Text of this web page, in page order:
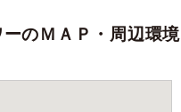
のＭＡＰ・周辺環境